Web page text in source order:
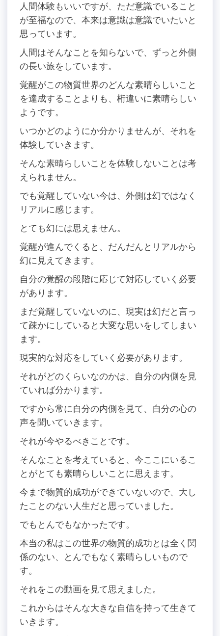
人間体験もいいですが、ただ意識でいること
が至福なので、本来は意識は意識でいたいと
思っています。
人間はそんなことを知らないで、ずっと外側
の長い旅をしています。
覚醒がこの物質世界のどんな素晴らしいこと
を達成することよりも、桁違いに素晴らしい
ようです。
いつかどのようにか分かりませんが、それを
体験していきます。
そんな素晴らしいことを体験しないことは考
えられません。
でも覚醒していない今は、外側は幻ではなく
リアルに感じます。
とても幻には思えません。
覚醒が進んでくると、だんだんとリアルから
幻に見えてきます。
自分の覚醒の段階に応じて対応していく必要
があります。
まだ覚醒していないのに、現実は幻だと言っ
て疎かにしていると大変な思いをしてしまい
ます。
現実的な対応をしていく必要があります。
それがどのくらいなのかは、自分の内側を見
ていれば分かります。
ですから常に自分の内側を見て、自分の心の
声を聞いていきます。
それが今やるべきことです。
そんなことを考えていると、今ここにいるこ
とがとても素晴らしいことに思えます。
今まで物質的成功ができていないので、大し
たことのない人生だと思っていました。
でもとんでもなかったです。
本当の私はこの世界の物質的成功とは全く関
係のない、とんでもなく素晴らしいもので
す。
それをこの動画を見て思えました。
これからはそんな大きな自信を持って生きて
いきます。